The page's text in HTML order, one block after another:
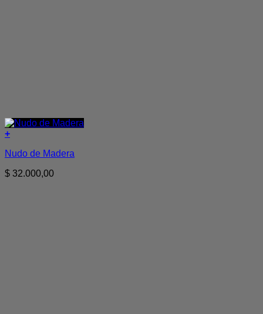
+
Nudo de Madera
$ 32.000,00